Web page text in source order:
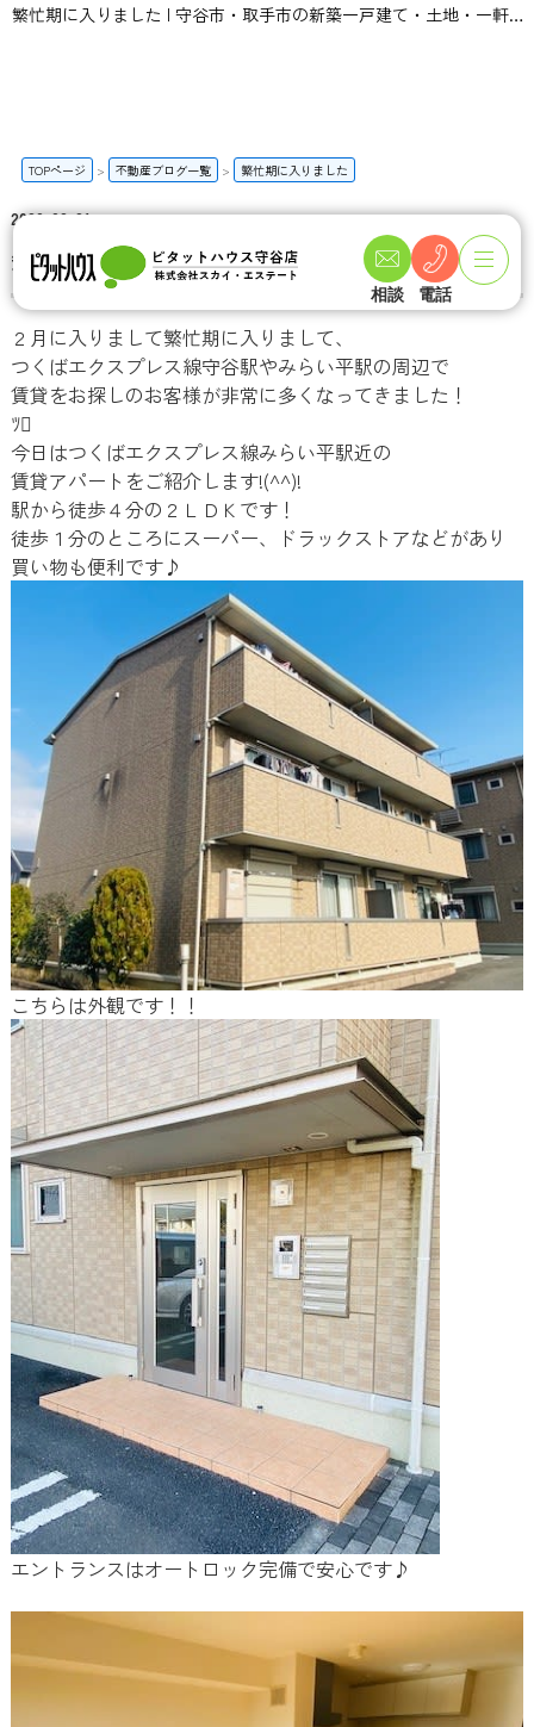
繁忙期に入りました | 守谷市・取手市の新築一戸建て・土地・一軒家購入情報ならピタットハウス守谷店 スカイ・エステート
相談 電話
TOPページ 不動産ブログ一覧 繁忙期に入りました
2020-02-21
繁忙期に入りました
２月に入りまして繁忙期に入りまして、
つくばエクスプレス線守谷駅やみらい平駅の周辺で
賃貸をお探しのお客様が非常に多くなってきました！
ﾂ
今日はつくばエクスプレス線みらい平駅近の
賃貸アパートをご紹介します!(^^)!
駅から徒歩４分の２ＬＤＫです！
徒歩１分のところにスーパー、ドラックストアなどがあり
買い物も便利です♪
こちらは外観です！！
エントランスはオートロック完備で安心です♪